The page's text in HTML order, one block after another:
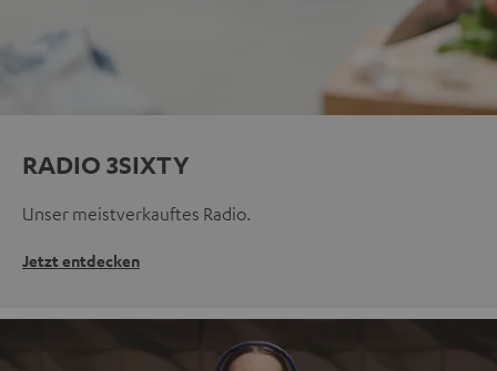
RADIO 3SIXTY
Unser meistverkauftes Radio.
Jetzt entdecken